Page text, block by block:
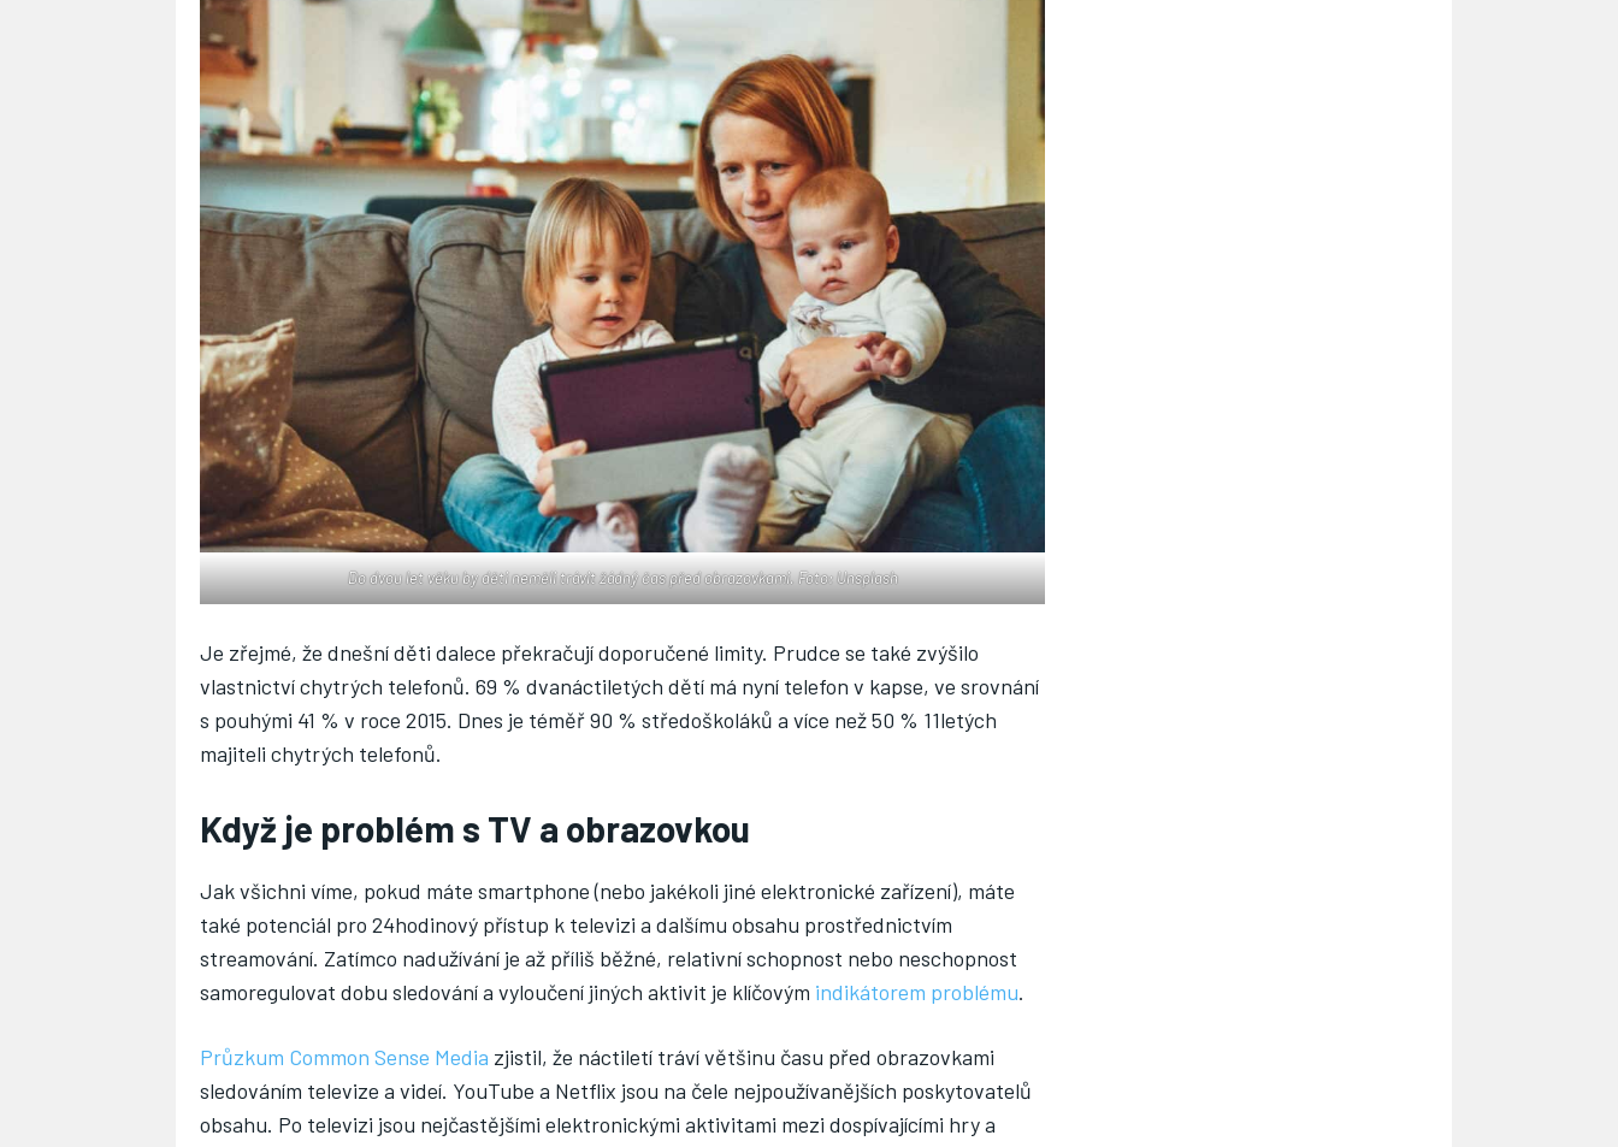
Do dvou let věku by děti neměli trávit žádný čas před obrazovkami. Foto: Unsplash
Je zřejmé, že dnešní děti dalece překračují doporučené limity. Prudce se také zvýšilo
vlastnictví chytrých telefonů. 69 % dvanáctiletých dětí má nyní telefon v kapse, ve srovnání
s pouhými 41 % v roce 2015. Dnes je téměř 90 % středoškoláků a více než 50 % 11letých
majiteli chytrých telefonů.
Když je problém s TV a obrazovkou
Jak všichni víme, pokud máte smartphone (nebo jakékoli jiné elektronické zařízení), máte
také potenciál pro 24hodinový přístup k televizi a dalšímu obsahu prostřednictvím
streamování. Zatímco nadužívání je až příliš běžné, relativní schopnost nebo neschopnost
samoregulovat dobu sledování a vyloučení jiných aktivit je klíčovým indikátorem problému.
Průzkum Common Sense Media zjistil, že náctiletí tráví většinu času před obrazovkami
sledováním televize a videí. YouTube a Netflix jsou na čele nejpoužívanějších poskytovatelů
obsahu. Po televizi jsou nejčastějšími elektronickými aktivitami mezi dospívajícími hry a